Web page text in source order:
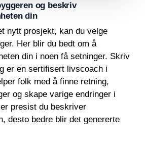
og beskriv
din
nytt prosjekt, kan du velge
Her blir du bedt om å
din i noen få setninger. Skriv
er en sertifisert livscoach i
folk med å finne retning,
og skape varige endringer i
presist du beskriver
desto bedre blir det genererte